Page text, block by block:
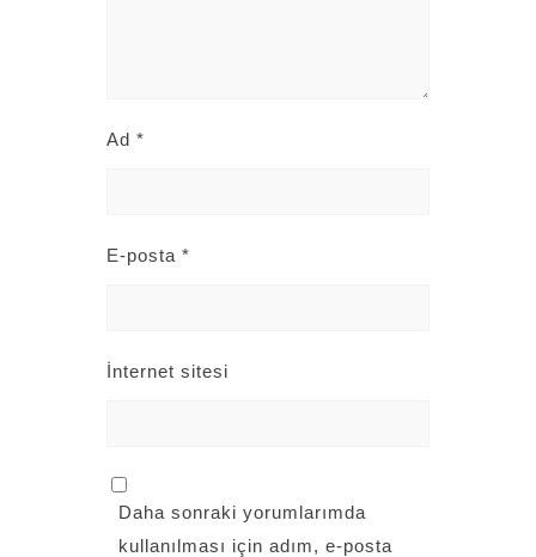
Ad *
E-posta *
İnternet sitesi
Daha sonraki yorumlarımda
kullanılması için adım, e-posta